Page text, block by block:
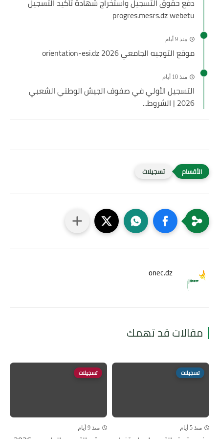
دفع حقوق التسجيل واستخراج شهادة تأكيد التسجيل
progres.mesrs.dz webetu
منذ 9 أيام
موقع التوجيه الجامعي 2026 orientation-esi.dz
منذ 10 أيام
التسجيل الأولي في صفوف الجيش الوطني الشعبي
2026 | الشروط...
تسجيلات
onec.dz
مقالات قد تهمك
تسجيلات
منذ 5 أيام
تسجيلات
منذ 9 أيام